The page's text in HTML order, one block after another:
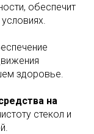
обеспечит
здоровье.
на
стекол и